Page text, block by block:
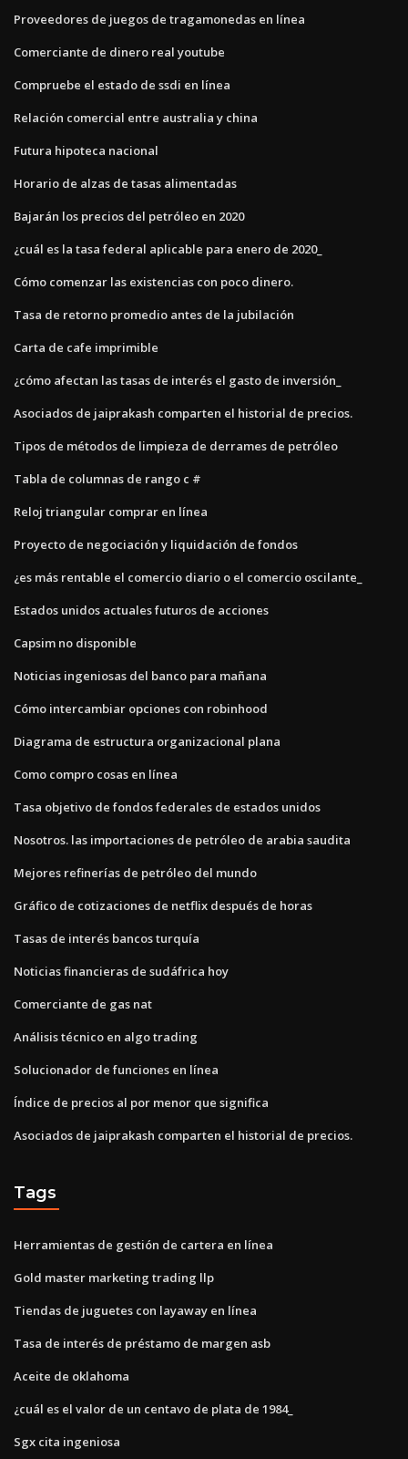
Proveedores de juegos de tragamonedas en línea
Comerciante de dinero real youtube
Compruebe el estado de ssdi en línea
Relación comercial entre australia y china
Futura hipoteca nacional
Horario de alzas de tasas alimentadas
Bajarán los precios del petróleo en 2020
¿cuál es la tasa federal aplicable para enero de 2020_
Cómo comenzar las existencias con poco dinero.
Tasa de retorno promedio antes de la jubilación
Carta de cafe imprimible
¿cómo afectan las tasas de interés el gasto de inversión_
Asociados de jaiprakash comparten el historial de precios.
Tipos de métodos de limpieza de derrames de petróleo
Tabla de columnas de rango c #
Reloj triangular comprar en línea
Proyecto de negociación y liquidación de fondos
¿es más rentable el comercio diario o el comercio oscilante_
Estados unidos actuales futuros de acciones
Capsim no disponible
Noticias ingeniosas del banco para mañana
Cómo intercambiar opciones con robinhood
Diagrama de estructura organizacional plana
Como compro cosas en línea
Tasa objetivo de fondos federales de estados unidos
Nosotros. las importaciones de petróleo de arabia saudita
Mejores refinerías de petróleo del mundo
Gráfico de cotizaciones de netflix después de horas
Tasas de interés bancos turquía
Noticias financieras de sudáfrica hoy
Comerciante de gas nat
Análisis técnico en algo trading
Solucionador de funciones en línea
Índice de precios al por menor que significa
Asociados de jaiprakash comparten el historial de precios.
Tags
Herramientas de gestión de cartera en línea
Gold master marketing trading llp
Tiendas de juguetes con layaway en línea
Tasa de interés de préstamo de margen asb
Aceite de oklahoma
¿cuál es el valor de un centavo de plata de 1984_
Sgx cita ingeniosa